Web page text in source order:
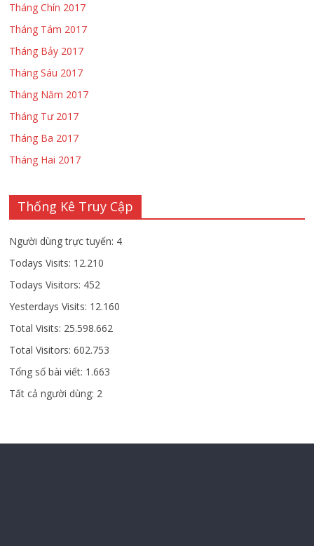
Tháng Chín 2017
Tháng Tám 2017
Tháng Bảy 2017
Tháng Sáu 2017
Tháng Năm 2017
Tháng Tư 2017
Tháng Ba 2017
Tháng Hai 2017
Thống Kê Truy Cập
Người dùng trực tuyến: 4
Todays Visits: 12.210
Todays Visitors: 452
Yesterdays Visits: 12.160
Total Visits: 25.598.662
Total Visitors:602.753
Tổng số bài viết: 1.663
Tất cả người dùng: 2